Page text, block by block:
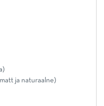
ja naturaalne)